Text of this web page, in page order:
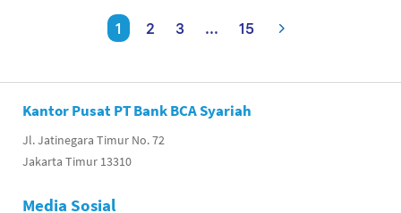
1 2 3 ... 15
Kantor Pusat PT Bank BCA Syariah
Jl. Jatinegara Timur No. 72
Jakarta Timur 13310
Media Sosial